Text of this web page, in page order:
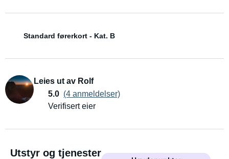
Standard førerkort - Kat. B
Leies ut av Rolf
5.0 (4 anmeldelser)
Verifisert eier
Utstyr og tjenester